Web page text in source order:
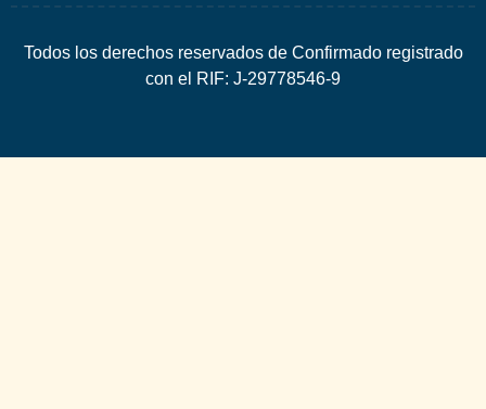
Todos los derechos reservados de Confirmado registrado
con el RIF: J-29778546-9